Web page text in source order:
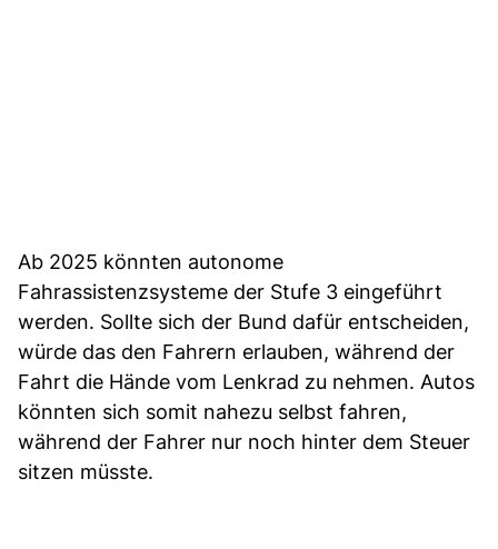
Ab 2025 könnten autonome
Fahrassistenzsysteme der Stufe 3 eingeführt
werden. Sollte sich der Bund dafür entscheiden,
würde das den Fahrern erlauben, während der
Fahrt die Hände vom Lenkrad zu nehmen. Autos
könnten sich somit nahezu selbst fahren,
während der Fahrer nur noch hinter dem Steuer
sitzen müsste.